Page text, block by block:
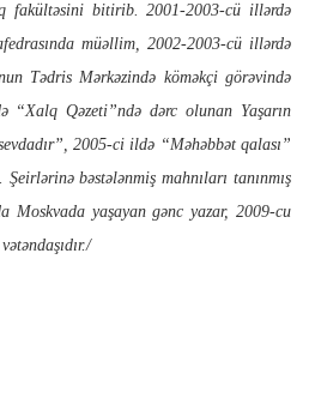
fakültəsini bitirib. 2001-2003-cü illərdə
müəllim, 2002-2003-cü illərdə
Tədris Mərkəzində köməkçi görəvində
Qəzeti”ndə dərc olunan Yaşarın
2005-ci ildə “Məhəbbət qalası”
bəstələnmiş mahnıları tanınmış
Moskvada yaşayan gənc yazar, 2009-cu